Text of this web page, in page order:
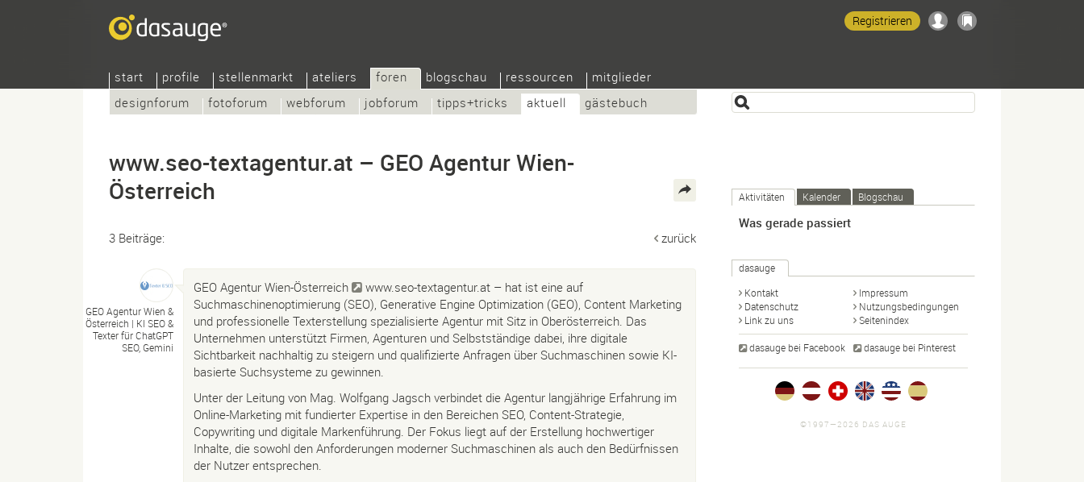
start profile stellenmarkt ateliers
foren
designforum
fotoforum webforum jobforum tipps+tricks aktuell gästebuch
blogschau ressourcen mitglieder
Registrieren
www.seo-textagentur.at – GEO Agentur Wien-
Österreich
3 Beiträge: zurück
GEO Agentur Wien &
Österreich | KI SEO &
Texter für ChatGPT
SEO, Gemini
GEO Agentur Wien-Österreich www.seo-textagentur.at – hat ist eine auf
Suchmaschinenoptimierung (SEO), Generative Engine Optimization (GEO), Content Marketing
und professionelle Texterstellung spezialisierte Agentur mit Sitz in Oberösterreich. Das
Unternehmen unterstützt Firmen, Agenturen und Selbstständige dabei, ihre digitale
Sichtbarkeit nachhaltig zu steigern und qualifizierte Anfragen über Suchmaschinen sowie KI-
basierte Suchsysteme zu gewinnen.
Unter der Leitung von Mag. Wolfgang Jagsch verbindet die Agentur langjährige Erfahrung im
Online-Marketing mit fundierter Expertise in den Bereichen SEO, Content-Strategie,
Copywriting und digitale Markenführung. Der Fokus liegt auf der Erstellung hochwertiger
Inhalte, die sowohl den Anforderungen moderner Suchmaschinen als auch den Bedürfnissen
der Nutzer entsprechen.
Aktivitäten Kalender Blogschau
Was gerade passiert
dasauge
Kontakt
Impressum
Datenschutz
Nutzungsbedingungen
Link zu uns
Seitenindex
dasauge bei Facebook dasauge bei Pinterest
©1997—2026 DAS AUGE